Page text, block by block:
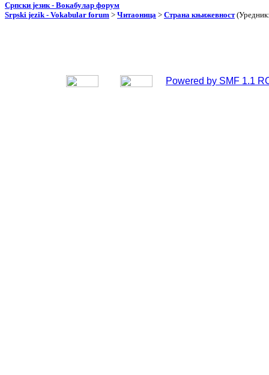
Српски језик - Вокабулар форум
Srpski jezik - Vokabular forum > Читаоница > Страна књижевност
Powered by SMF 1.1